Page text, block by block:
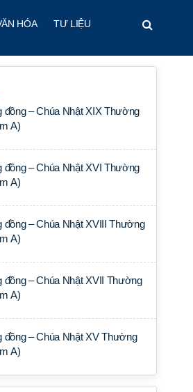
HÓA TƯ LIỆU
đồng – Chúa Nhật XIX Thường
A)
đồng – Chúa Nhật XVI Thường
A)
đồng – Chúa Nhật XVIII Thường
A)
đồng – Chúa Nhật XVII Thường
A)
đồng – Chúa Nhật XV Thường
A)